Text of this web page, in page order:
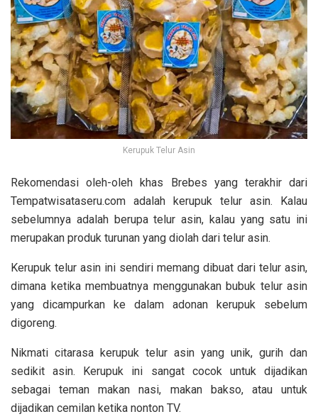
Kerupuk Telur Asin
Rekomendasi oleh-oleh khas Brebes yang terakhir dari
Tempatwisataseru.com adalah kerupuk telur asin. Kalau
sebelumnya adalah berupa telur asin, kalau yang satu ini
merupakan produk turunan yang diolah dari telur asin.
Kerupuk telur asin ini sendiri memang dibuat dari telur asin,
dimana ketika membuatnya menggunakan bubuk telur asin
yang dicampurkan ke dalam adonan kerupuk sebelum
digoreng.
Nikmati citarasa kerupuk telur asin yang unik, gurih dan
sedikit asin. Kerupuk ini sangat cocok untuk dijadikan
sebagai teman makan nasi, makan bakso, atau untuk
dijadikan cemilan ketika nonton TV.